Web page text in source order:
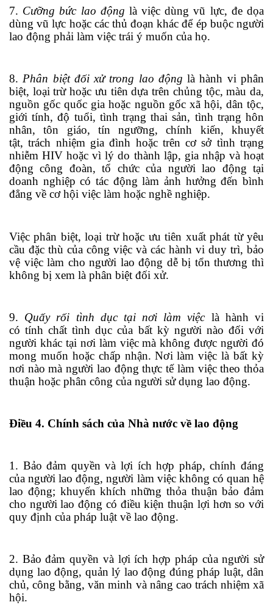
7. Cưỡng bức lao động là việc dùng vũ lực, đe dọa
dùng vũ lực hoặc các thủ đoạn khác để ép buộc người
lao động phải làm việc trái ý muốn của họ.
8.Phân biệt đối xử trong lao động là hành vi phân
biệt, loại trừ hoặc ưu tiên dựatrên chủng tộc, màu da,
nguồn gốc quốc gia hoặc nguồn gốc xã hội, dân tộc,
giới tính, độ tuổi, tình trạng thai sản, tình trạng hôn
nhân, tôn giáo, tín ngưỡng, chính kiến, khuyết
tật,trách nhiệm gia đình hoặc trên cơ sở tìnhtrạng
nhiễm HIV hoặc vì lý do thành lập, gia nhập và hoạt
động công đoàn, tổ chức của người lao động tại
doanh nghiệp có tác động làm ảnh hưởng đến bình
đẳng về cơ hội việc làm hoặc nghề nghiệp.
Việc phân biệt, loại trừ hoặc ưu tiên xuất phát từ yêu
cầu đặc thù của công việc và các hành vi duy trì, bảo
vệ việc làm cho người lao động dễ bị tổn thương thì
không bị xem là phân biệt đối xử.
9. Quấy rối tình dục tại nơi làm việclà hành vi
cótính chất tình dục của bất kỳ người nào đối với
người khác tại nơi làm việc mà không được người đó
mong muốn hoặc chấp nhận. Nơi làm việc là bất kỳ
nơi nào mà người lao động thực tế làm việc theo thỏa
thuận hoặc phân công của người sử dụng lao động.
Điều 4. Chính sách của Nhà nước về lao động
1. Bảo đảm quyền và lợi ích hợp pháp, chính đáng
của người lao động, người làm việc không có quan hệ
lao động; khuyến khích những thỏa thuận bảo đảm
cho người lao động có điều kiện thuận lợi hơn so với
quy định của pháp luật về lao động.
2. Bảo đảm quyền và lợi ích hợp pháp của người sử
dụng lao động, quản lý lao động đúng pháp luật, dân
chủ, công bằng, văn minh và nâng cao trách nhiệm xã
hội.